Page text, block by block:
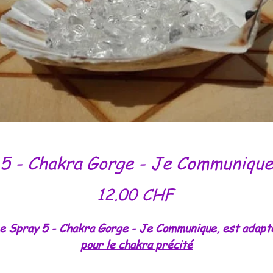
5 - Chakra Gorge - Je Communique
12.00 CHFPrix
Spray 5 - Chakra Gorge - Je Communique, est
pour le chakra précité